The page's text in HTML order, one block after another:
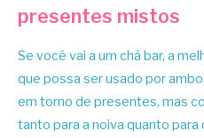
presentes mistos
Se você vai a um chá bar, a
que possa ser usado por
em torno de presentes, mas
tanto para a noiva quanto